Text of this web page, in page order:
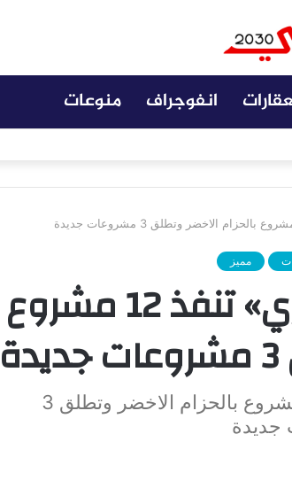
انفوجراف منوعات
مميز
«إيفيد للتطوير العقاري» تنفذ 12 مشروع
«إيفيد للتطوير العقاري» تنفذ 12 مشروع بالحزام الاخضر وتطلق 3